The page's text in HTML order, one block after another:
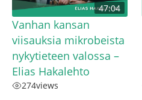
47:04
Vanhan kansan
viisauksia mikrobeista
nykytieteen valossa –
Elias Hakalehto
274views